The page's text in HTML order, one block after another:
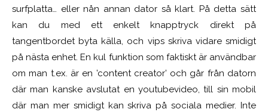
surfplatta… eller nån annan dator så klart. På detta sätt
kan du med ett enkelt knapptryck direkt på
tangentbordet byta källa, och vips skriva vidare smidigt
på nästa enhet. En kul funktion som faktiskt är användbar
om man t.ex. är en ’content creator’ och går från datorn
där man kanske avslutat en youtubevideo, till sin mobil
där man mer smidigt kan skriva på sociala medier. Inte